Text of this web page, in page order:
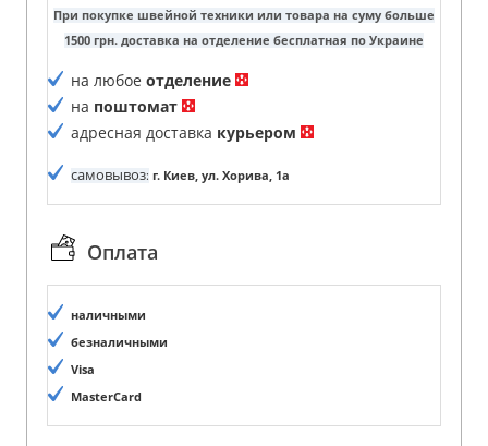
При покупке швейной техники или товара на суму больше
1500 грн. доставка на отделение бесплатная по Украине
на любое отделение
на поштомат
адресная доставка курьером
самовывоз: г. Киев, ул. Хорива, 1а
Оплата
наличными
безналичными
Visa
MasterCard